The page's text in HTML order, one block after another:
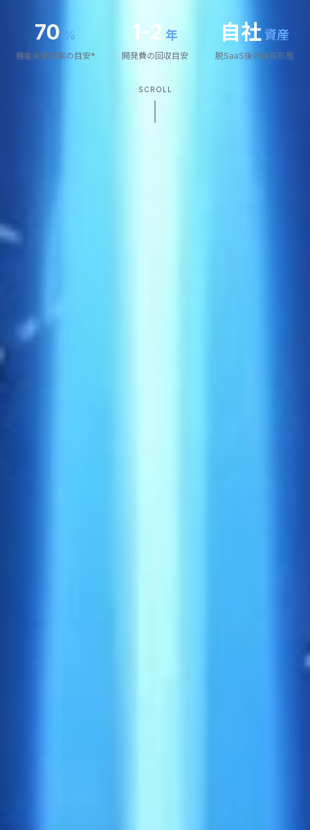
70 %
機能未使用率の目安*
1-2 年
開発費の回収目安
自社 資産
脱SaaS後の保有形態
SCROLL